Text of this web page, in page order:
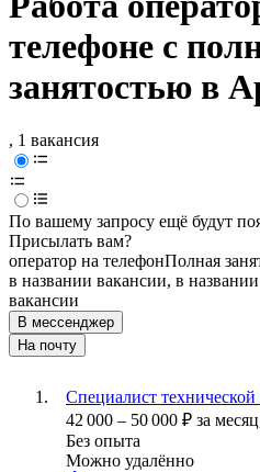
телефоне с
занятостью в
, 1 вакансия
По вашему запросу ещё будут
Присылать вам?
опeрaтoр нa тeлeфoнПолная
в названии вакансии, в
вакансии
В мессенджер
На почту
Специалист
42 000 – 50 000 ₽ за
Без опыта
Можно удалённо